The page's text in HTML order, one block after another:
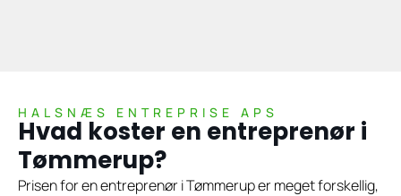
HALSNÆS ENTREPRISE APS
Hvad koster en entreprenør i
Tømmerup?
Prisen for en entreprenør i Tømmerup er meget forskellig,